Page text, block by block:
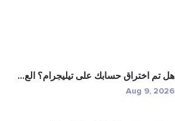
هل تم اختراق حسابك على تيليجرام؟ الع...
Aug 9, 2026